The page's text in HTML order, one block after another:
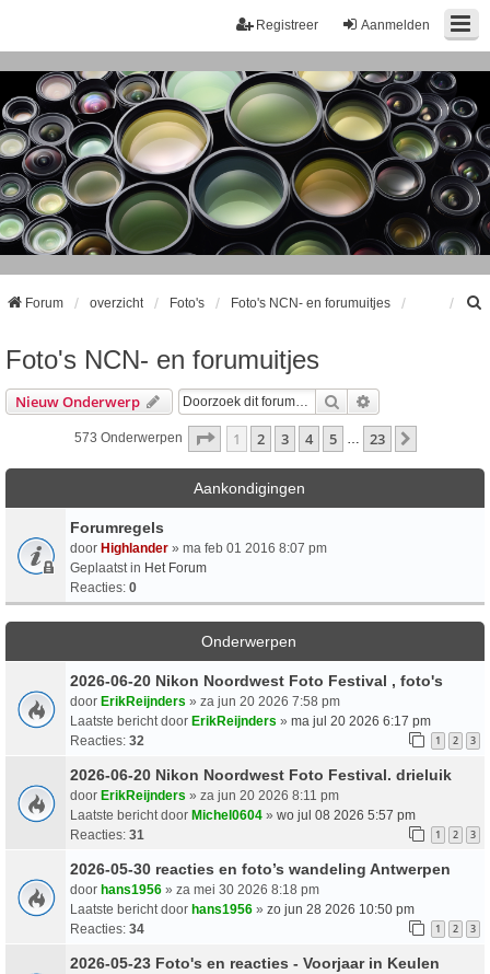
Aanmelden
Registreer
Forum overzicht Foto's Foto's NCN- en forumuitjes
Foto's NCN- en forumuitjes
Nieuw Onderwerp Zoek
573 Onderwerpen Pagina Van23
1 2 3 4 5 23
Aankondigingen
Forumregels
door Highlander » ma feb 01 2016 8:07 pm
Geplaatst in Het Forum
Reacties: 0
Onderwerpen
2026-06-20 Nikon Noordwest Foto Festival , foto's
door ErikReijnders » za jun 20 2026 7:58 pm
Laatste bericht door ErikReijnders » ma jul 20 2026 6:17 pm
Reacties: 32 1 2 3
2026-06-20 Nikon Noordwest Foto Festival. drieluik
door ErikReijnders » za jun 20 2026 8:11 pm
Laatste bericht door Michel0604 » wo jul 08 2026 5:57 pm
Reacties: 31 1 2 3
2026-05-30 reacties en foto’s wandeling Antwerpen
door hans1956 » za mei 30 2026 8:18 pm
Laatste bericht door hans1956 » zo jun 28 2026 10:50 pm
Reacties: 34 1 2 3
2026-05-23 Foto's en reacties - Voorjaar in Keulen